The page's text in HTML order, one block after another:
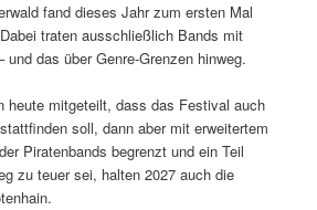
fand dieses Jahr zum ersten Mal
traten ausschließlich Bands mit
und das über Genre-Grenzen hinweg.
heute mitgeteilt, dass das Festival auch
soll, dann aber mit erweitertem
Piratenbands begrenzt und ein Teil
zu teuer sei, halten 2027 auch die